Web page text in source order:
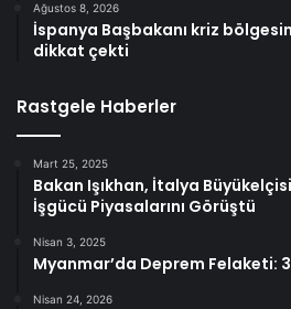
Ağustos 8, 2026
İspanya Başbakanı kriz
dikkat çekti
Rastgele Haberler
Mart 25, 2025
Bakan Işıkhan, İtalya
İşgücü Piyasalarını Görüştü
Nisan 3, 2025
Myanmar’da Deprem Felaketi:
Nisan 24, 2026